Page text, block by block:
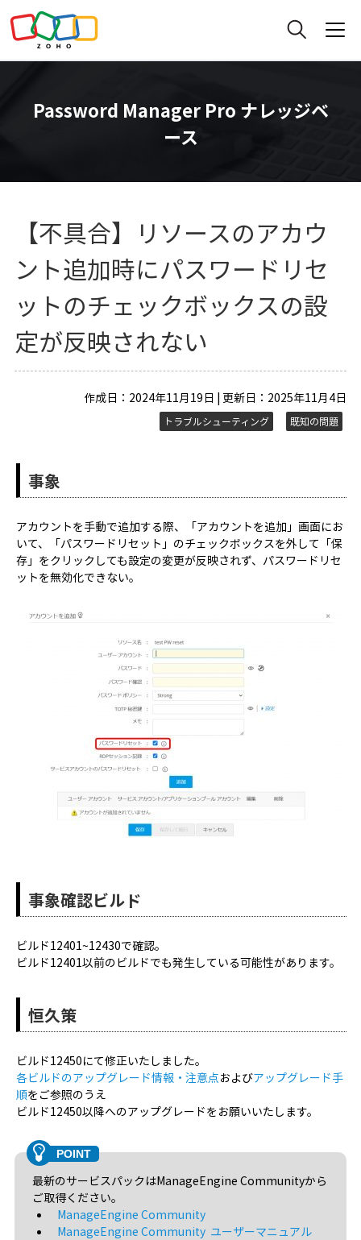
Password Manager Pro ナレッジベ
ース
【不具合】リソースのアカウ
ント追加時にパスワードリセ
ットのチェックボックスの設
定が反映されない
作成日：2024年11月19日 | 更新日：2025年11月4日
トラブルシューティング 既知の問題
事象
アカウントを手動で追加する際、「アカウントを追加」画面にお
いて、「パスワードリセット」のチェックボックスを外して「保
存」をクリックしても設定の変更が反映されず、パスワードリセ
ットを無効化できない。
事象確認ビルド
ビルド12401~12430で確認。
ビルド12401以前のビルドでも発生している可能性があります。
恒久策
ビルド12450にて修正いたしました。
各ビルドのアップグレード情報・注意点およびアップグレード手
順をご参照のうえ
ビルド12450以降へのアップグレードをお願いいたします。
最新のサービスパックはManageEngine Communityから
ご取得ください。
ManageEngine Community
ManageEngine Community ユーザーマニュアル